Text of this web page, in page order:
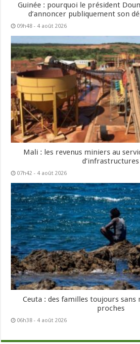
Guinée : pourquoi le président
d’annoncer publiquement son
09h48 - 4 août 2026
Mali : les revenus miniers au
d’infrastructures
07h42 - 4 août 2026
Ceuta : des familles toujours sans
proches
06h38 - 4 août 2026